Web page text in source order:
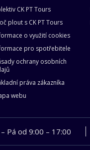
CK PT Tours
plout s CK PT Tours
o využití cookies
pro spotřebitele
ochrany osobních
práva zákazníka
webu
Pá od 9:00 – 17:00